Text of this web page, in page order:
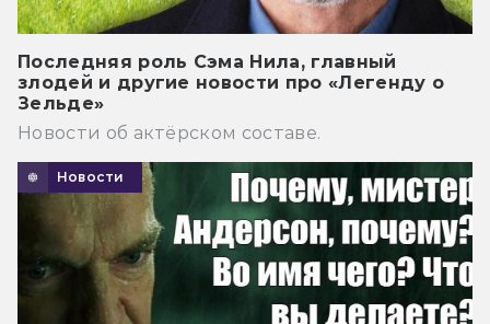
Последняя роль Сэма Нила, главный
злодей и другие новости про «Легенду о
Зельде»
Новости об актёрском составе.
Новости